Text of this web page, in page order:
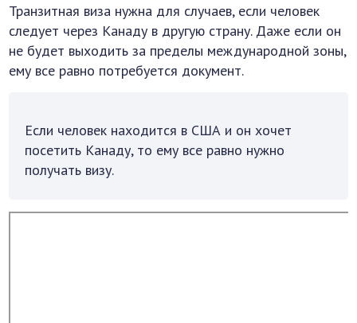
Транзитная виза нужна для случаев, если человек
следует через Канаду в другую страну. Даже если он
не будет выходить за пределы международной зоны,
ему все равно потребуется документ.
Если человек находится в США и он хочет
посетить Канаду, то ему все равно нужно
получать визу.